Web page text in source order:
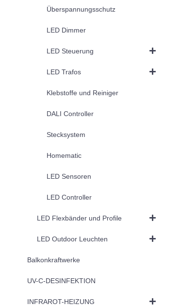
Überspannungsschutz
LED Dimmer
LED Steuerung
LED Trafos
Klebstoffe und Reiniger
DALI Controller
Stecksystem
Homematic
LED Sensoren
LED Controller
LED Flexbänder und Profile
LED Outdoor Leuchten
Balkonkraftwerke
UV-C-DESINFEKTION
INFRAROT-HEIZUNG